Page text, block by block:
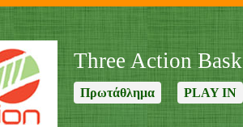
Three Action
Πρωτάθλημα PLAY IN